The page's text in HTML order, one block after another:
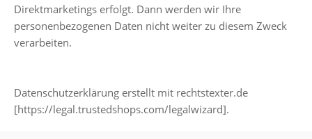
Direktmarketings erfolgt. Dann werden wir Ihre
personenbezogenen Daten nicht weiter zu diesem Zweck
verarbeiten.
Datenschutzerklärung erstellt mit rechtstexter.de
[https://legal.trustedshops.com/legalwizard].